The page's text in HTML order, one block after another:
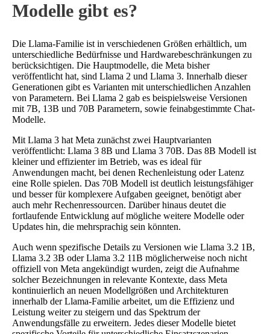
Modelle gibt es?
Die Llama-Familie ist in verschiedenen Größen erhältlich, um
unterschiedliche Bedürfnisse und Hardwarebeschränkungen zu
berücksichtigen. Die Hauptmodelle, die Meta bisher
veröffentlicht hat, sind Llama 2 und Llama 3. Innerhalb dieser
Generationen gibt es Varianten mit unterschiedlichen Anzahlen
von Parametern. Bei Llama 2 gab es beispielsweise Versionen
mit 7B, 13B und 70B Parametern, sowie feinabgestimmte Chat-
Modelle.
Mit Llama 3 hat Meta zunächst zwei Hauptvarianten
veröffentlicht: Llama 3 8B und Llama 3 70B. Das 8B Modell ist
kleiner und effizienter im Betrieb, was es ideal für
Anwendungen macht, bei denen Rechenleistung oder Latenz
eine Rolle spielen. Das 70B Modell ist deutlich leistungsfähiger
und besser für komplexere Aufgaben geeignet, benötigt aber
auch mehr Rechenressourcen. Darüber hinaus deutet die
fortlaufende Entwicklung auf mögliche weitere Modelle oder
Updates hin, die mehrsprachig sein könnten.
Auch wenn spezifische Details zu Versionen wie Llama 3.2 1B,
Llama 3.2 3B oder Llama 3.2 11B möglicherweise noch nicht
offiziell von Meta angekündigt wurden, zeigt die Aufnahme
solcher Bezeichnungen in relevante Kontexte, dass Meta
kontinuierlich an neuen Modellgrößen und Architekturen
innerhalb der Llama-Familie arbeitet, um die Effizienz und
Leistung weiter zu steigern und das Spektrum der
Anwendungsfälle zu erweitern. Jedes dieser Modelle bietet